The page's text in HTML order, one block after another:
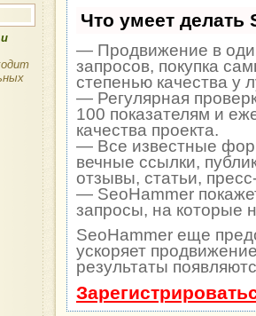
Что умеет делать
— Продвижение в
запросов, покупка
степенью качества у
— Регулярная
100 показателям и
качества проекта.
— Все известные
вечные ссылки,
отзывы, статьи,
— SeoHammer
запросы, на которые
SeoHammer еще
ускоряет
результаты